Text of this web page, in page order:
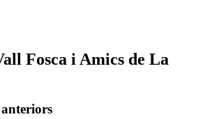
Fosca i Amics de La